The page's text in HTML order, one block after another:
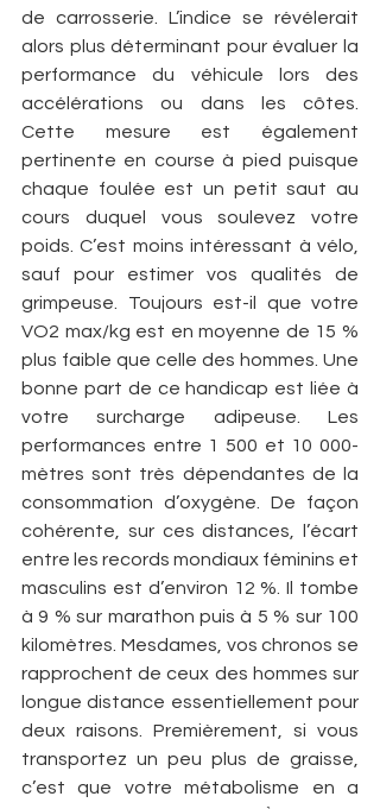
de carrosserie. L’indice se révélerait
alors plus déterminant pour évaluer la
performance du véhicule lors des
accélérations ou dans les côtes.
Cette mesure est également
pertinente en course à pied puisque
chaque foulée est un petit saut au
cours duquel vous soulevez votre
poids. C’est moins intéressant à vélo,
sauf pour estimer vos qualités de
grimpeuse. Toujours est-il que votre
VO2 max/kg est en moyenne de 15 %
plus faible que celle des hommes. Une
bonne part de ce handicap est liée à
votre surcharge adipeuse. Les
performances entre 1 500 et 10 000­
mètres sont très dépendantes de la
consommation d’oxygène. De façon
cohérente, sur ces distances, l’écart
entre les records mondiaux féminins et
masculins est d’environ 12 %. Il tombe
à 9 % sur marathon puis à 5 % sur 100
kilomètres. Mesdames, vos chronos se
rapprochent de ceux des hommes sur
longue distance essentiellement pour
deux raisons. Premièrement, si vous
transportez un peu plus de graisse,
c’est que votre métabolisme en a